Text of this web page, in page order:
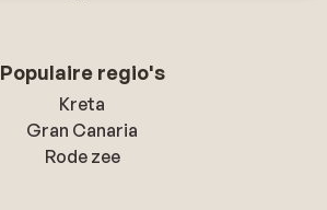
Populaire regio's
Kreta
Gran Canaria
Rode zee